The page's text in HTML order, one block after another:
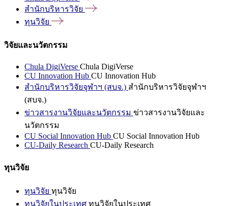
สำนักบริหารวิจัย
ทุนวิจัย
วิจัยและนวัตกรรม
Chula DigiVerse Chula DigiVerse
CU Innovation Hub CU Innovation Hub
สำนักบริหารวิจัยจุฬาฯ (สบจ.) สำนักบริหารวิจัยจุฬาฯ
(สบจ.)
ข่าวสารงานวิจัยและนวัตกรรม ข่าวสารงานวิจัยและ
นวัตกรรม
CU Social Innovation Hub CU Social Innovation Hub
CU-Daily Research CU-Daily Research
ทุนวิจัย
ทุนวิจัย ทุนวิจัย
ทุนวิจัยในประเทศ ทุนวิจัยในประเทศ